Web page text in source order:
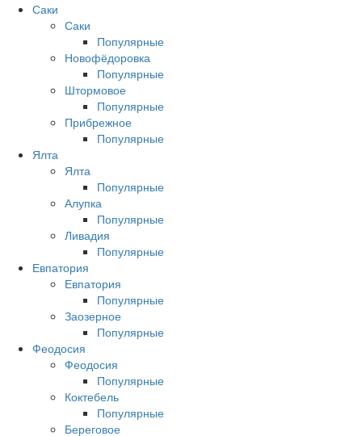
Саки
Саки
Популярные
Новофёдоровка
Популярные
Штормовое
Популярные
Прибрежное
Популярные
Ялта
Ялта
Популярные
Алупка
Популярные
Ливадия
Популярные
Евпатория
Евпатория
Популярные
Заозерное
Популярные
Феодосия
Феодосия
Популярные
Коктебель
Популярные
Береговое